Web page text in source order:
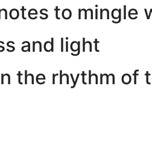
to mingle
and light
the rhythm of